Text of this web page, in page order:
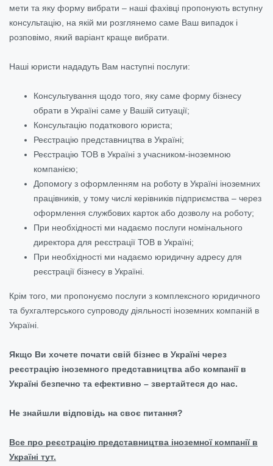
мети та яку форму вибрати – наші фахівці пропонують вступну
консультацію, на якій ми розглянемо саме Ваш випадок і
розповімо, який варіант краще вибрати.
Наші юристи нададуть Вам наступні послуги:
Консультування щодо того, яку саме форму бізнесу
обрати в Україні саме у Вашій ситуації;
Консультацію податкового юриста;
Реєстрацію представництва в Україні;
Реєстрацію ТОВ в Україні з учасником-іноземною
компанією;
Допомогу з оформленням на роботу в Україні іноземних
працівників, у тому числі керівників підприємства – через
оформлення службових карток або дозволу на роботу;
При необхідності ми надаємо послуги номінального
директора для реєстрації ТОВ в Україні;
При необхідності ми надаємо юридичну адресу для
реєстрації бізнесу в Україні.
Крім того, ми пропонуємо послуги з комплексного юридичного
та бухгалтерського супроводу діяльності іноземних компаній в
Україні.
Якщо Ви хочете почати свій бізнес в Україні через
реєстрацію іноземного представництва або компанії в
Україні безпечно та ефективно – звертайтеся до нас.
Не знайшли відповідь на своє питання?
Все про реєстрацію представництва іноземної компанії в
Україні тут.